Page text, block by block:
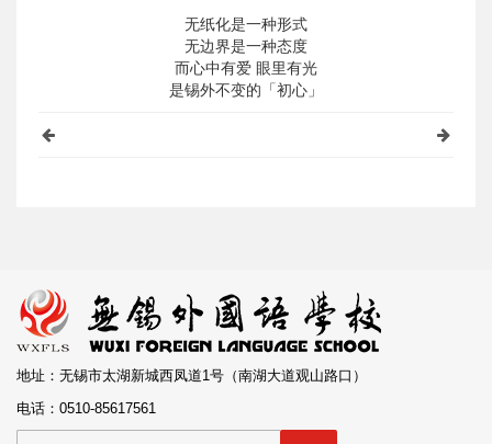
无纸化是一种形式
无边界是一种态度
而心中有爱 眼里有光
是锡外不变的「初心」
地址：无锡市太湖新城西凤道1号（南湖大道观山路口）
电话：0510-85617561